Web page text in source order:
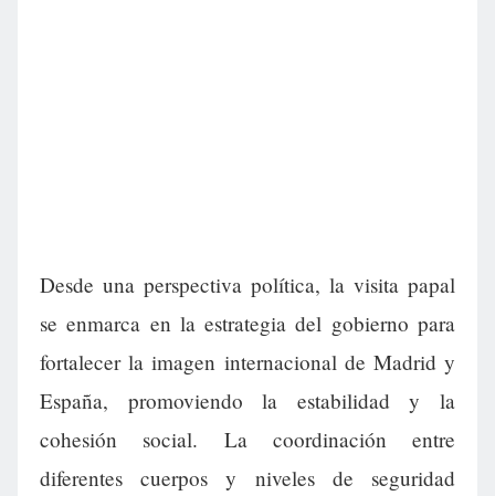
Desde una perspectiva política, la visita papal
se enmarca en la estrategia del gobierno para
fortalecer la imagen internacional de Madrid y
España, promoviendo la estabilidad y la
cohesión social. La coordinación entre
diferentes cuerpos y niveles de seguridad